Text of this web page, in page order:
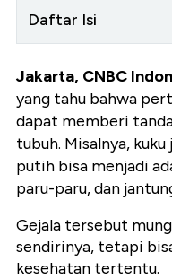
Daftar Isi
Jakarta, CNBC
yang tahu bahwa
dapat memberi
tubuh. Misalnya,
putih bisa menjadi
paru-paru, dan
Gejala tersebut
sendirinya, tetapi
kesehatan tertentu.